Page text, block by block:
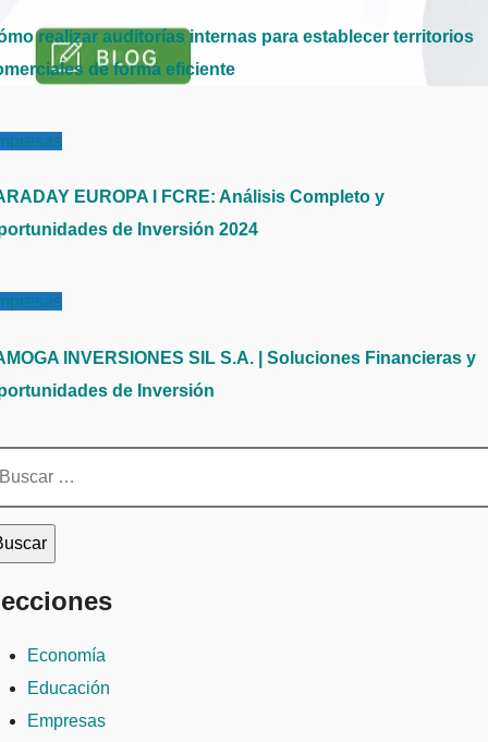
realizar auditorías internas para establecer territorios
de forma eficiente
EUROPA I FCRE: Análisis Completo y
de Inversión 2024
INVERSIONES SIL S.A. | Soluciones Financieras y
de Inversión
Economía
Educación
Empresas